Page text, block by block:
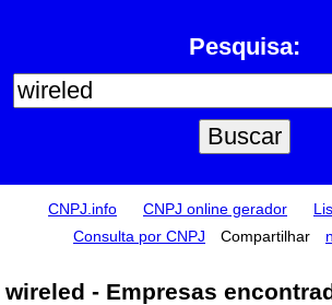
Pesquisa:
CNPJ.info CNPJ online gerador
Consulta por CNPJ
Compartilhar
wireled - Empresas